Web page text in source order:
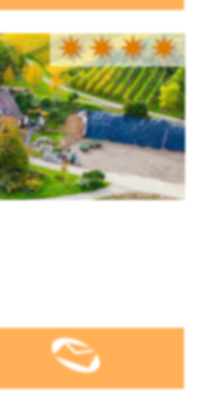
✷✷✷✷